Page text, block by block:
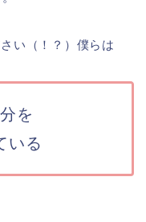
い（！？）僕らは
を
いる